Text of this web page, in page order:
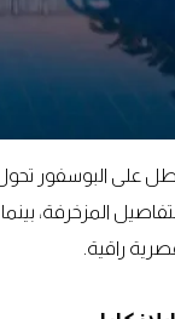
على البوسفور
المزخرفة،
راقية.